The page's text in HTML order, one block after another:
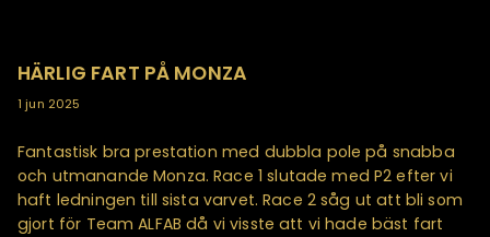
HÄRLIG FART PÅ MONZA
1 jun 2025
Fantastisk bra prestation med dubbla pole på snabba
och utmanande Monza. Race 1 slutade med P2 efter vi
haft ledningen till sista varvet. Race 2 såg ut att bli som
gjort för Team ALFAB då vi visste att vi hade bäst fart